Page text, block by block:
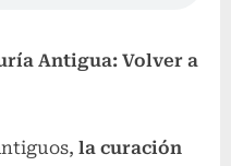
Antigua: Volver a
la curación